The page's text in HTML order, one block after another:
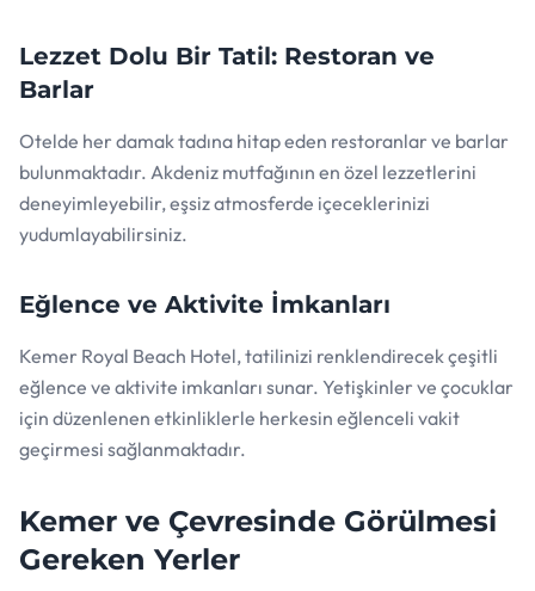
Lezzet Dolu Bir Tatil: Restoran ve
Barlar
Otelde her damak tadına hitap eden restoranlar ve barlar
bulunmaktadır. Akdeniz mutfağının en özel lezzetlerini
deneyimleyebilir, eşsiz atmosferde içeceklerinizi
yudumlayabilirsiniz.
Eğlence ve Aktivite İmkanları
Kemer Royal Beach Hotel, tatilinizi renklendirecek çeşitli
eğlence ve aktivite imkanları sunar. Yetişkinler ve çocuklar
için düzenlenen etkinliklerle herkesin eğlenceli vakit
geçirmesi sağlanmaktadır.
Kemer ve Çevresinde Görülmesi
Gereken Yerler